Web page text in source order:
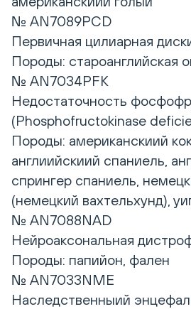
№ AN7089PCD
Первичная цилиарная
Породы: староанглийская
№ AN7034PFK
Недостаточность
(Phosphofructokinase
Породы: американскиий
англиийскиий спаниель,
спрингер спаниель,
(немецкий вахтельхунд),
№ AN7088NAD
Нейроаксональная
Породы: папийон, фален
№ AN7033NME
Наследственныий